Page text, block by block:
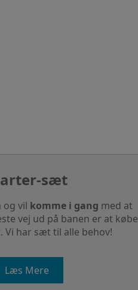
sæt
og vil komme i gang med at
vej ud på banen er at købe
har sæt til alle behov!
Læs Mere